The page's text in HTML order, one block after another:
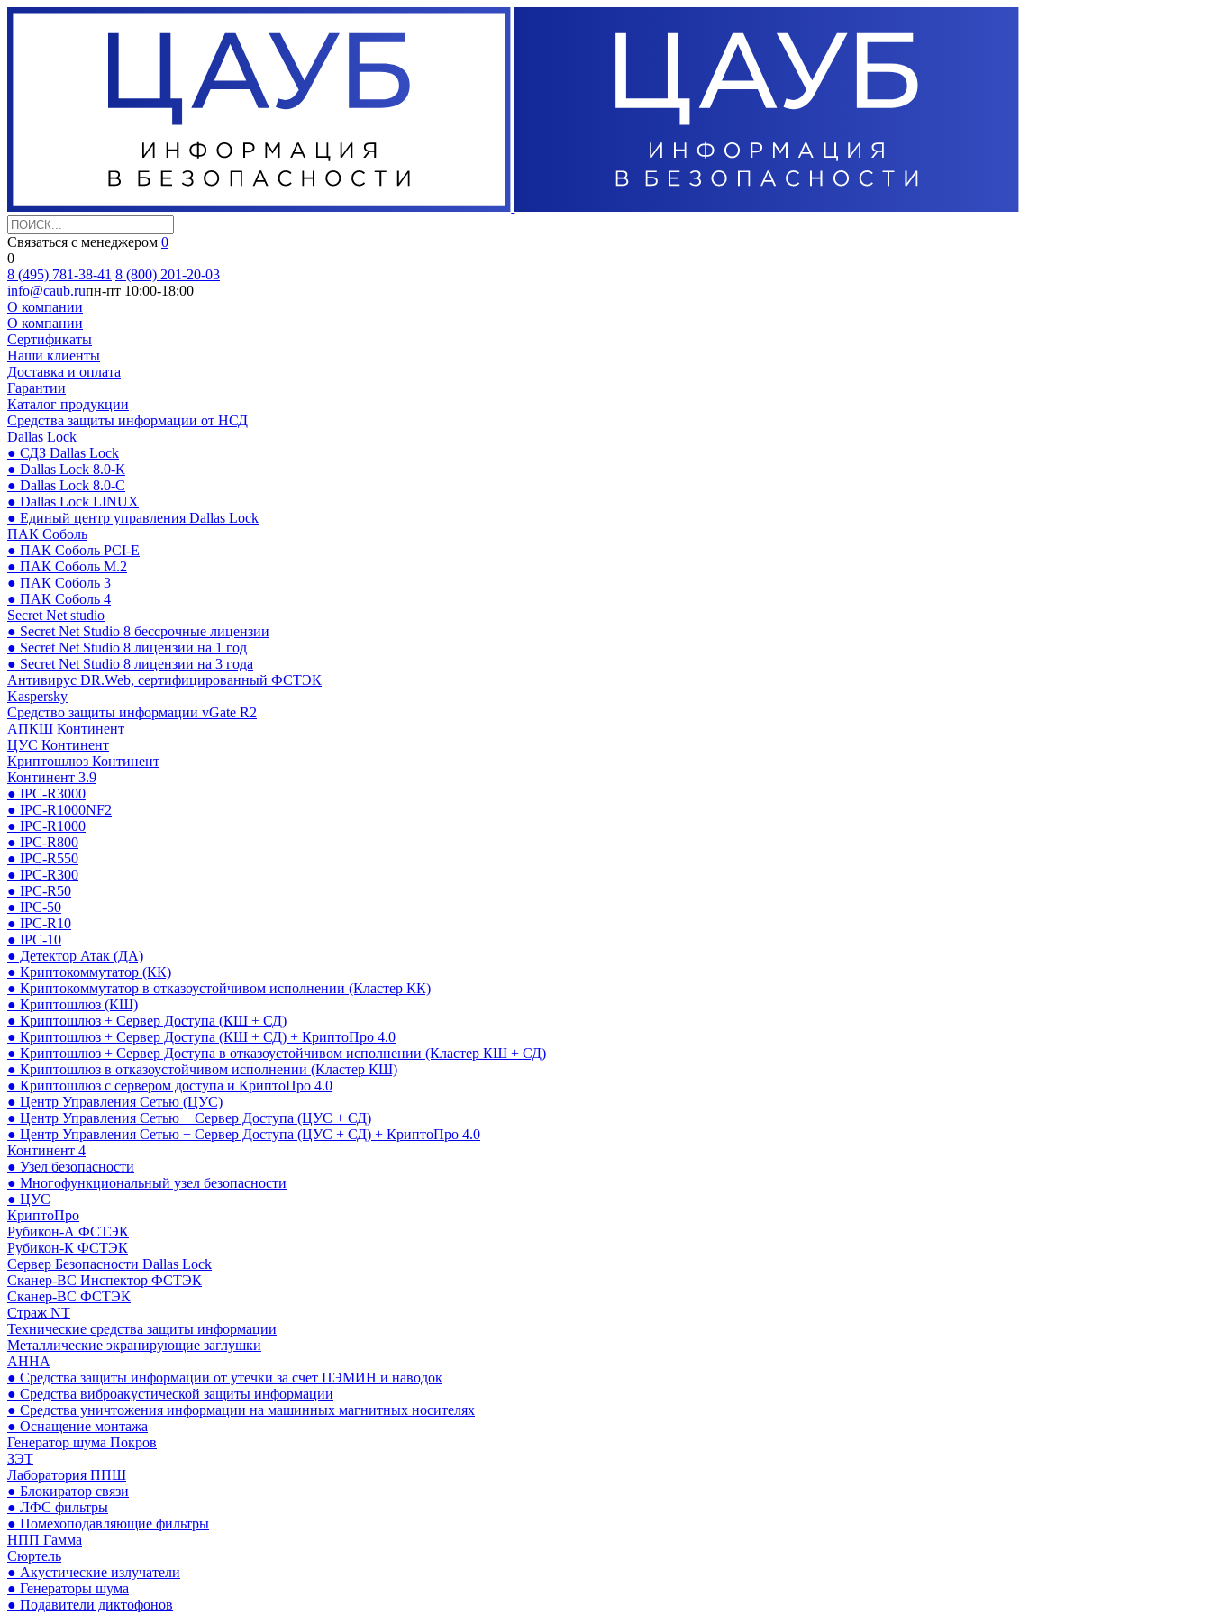
Связаться с менеджером 0
0
8 (495) 781-38-41 8 (800) 201-20-03
info@caub.ruпн-пт 10:00-18:00
О компании
О компании
Сертификаты
Наши клиенты
Доставка и оплата
Гарантии
Каталог продукции
Средства защиты информации от НСД
Dallas Lock
● СДЗ Dallas Lock
● Dallas Lock 8.0-К
● Dallas Lock 8.0-С
● Dallas Lock LINUX
● Единый центр управления Dallas Lock
ПАК Соболь
● ПАК Соболь PCI-E
● ПАК Соболь М.2
● ПАК Соболь 3
● ПАК Соболь 4
Secret Net studio
● Secret Net Studio 8 бессрочные лицензии
● Secret Net Studio 8 лицензии на 1 год
● Secret Net Studio 8 лицензии на 3 года
Антивирус DR.Web, сертифицированный ФСТЭК
Kaspersky
Средство защиты информации vGate R2
АПКШ Континент
ЦУС Континент
Криптошлюз Континент
Континент 3.9
● IPC-R3000
● IPC-R1000NF2
● IPC-R1000
● IPC-R800
● IPC-R550
● IPC-R300
● IPC-R50
● IPC-50
● IPC-R10
● IPC-10
● Детектор Атак (ДА)
● Криптокоммутатор (КК)
● Криптокоммутатор в отказоустойчивом исполнении (Кластер КК)
● Криптошлюз (КШ)
● Криптошлюз + Сервер Доступа (КШ + СД)
● Криптошлюз + Сервер Доступа (КШ + СД) + КриптоПро 4.0
● Криптошлюз + Сервер Доступа в отказоустойчивом исполнении (Кластер КШ + СД)
● Криптошлюз в отказоустойчивом исполнении (Кластер КШ)
● Криптошлюз с сервером доступа и КриптоПро 4.0
● Центр Управления Сетью (ЦУС)
● Центр Управления Сетью + Сервер Доступа (ЦУС + СД)
● Центр Управления Сетью + Сервер Доступа (ЦУС + СД) + КриптоПро 4.0
Континент 4
● Узел безопасности
● Многофункциональный узел безопасности
● ЦУС
КриптоПро
Рубикон-А ФСТЭК
Рубикон-К ФСТЭК
Сервер Безопасности Dallas Lock
Сканер-ВС Инспектор ФСТЭК
Сканер-ВС ФСТЭК
Страж NT
Технические средства защиты информации
Металлические экранирующие заглушки
АННА
● Средства защиты информации от утечки за счет ПЭМИН и наводок
● Средства виброакустической защиты информации
● Средства уничтожения информации на машинных магнитных носителях
● Оснащение монтажа
Генератор шума Покров
ЗЭТ
Лаборатория ППШ
● Блокиратор связи
● ЛФС фильтры
● Помехоподавляющие фильтры
НПП Гамма
Сюртель
● Акустические излучатели
● Генераторы шума
● Подавители диктофонов